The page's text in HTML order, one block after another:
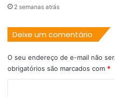
2 semanas atrás
Deixe um comentário
O seu endereço de e-mail não
obrigatórios são marcados com *